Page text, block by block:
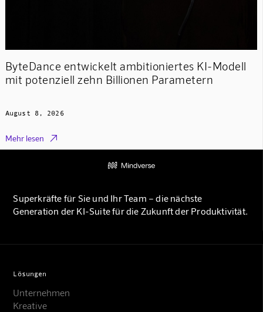
ByteDance entwickelt ambitioniertes KI-Modell
mit potenziell zehn Billionen Parametern
August 8, 2026
Mehr lesen 
Superkräfte für Sie und Ihr Team – die nächste
Generation der KI-Suite für die Zukunft der Produktivität.
Lösungen
Unternehmen
Kreative